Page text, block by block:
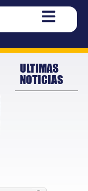
ULTIMAS
NOTICIAS